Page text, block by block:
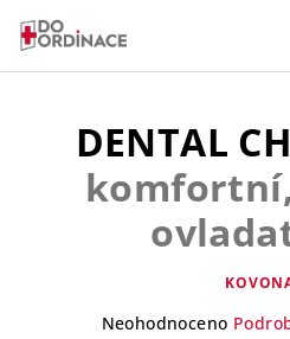
obsah
DENTAL
Průměrné
Neohodnoceno